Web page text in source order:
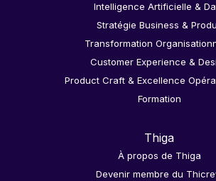
Intelligence Artificielle &
Stratégie Business &
Transformation
Customer Experience &
Product Craft & Excellence
Formation
Thiga
À propos de Thiga
Devenir membre du